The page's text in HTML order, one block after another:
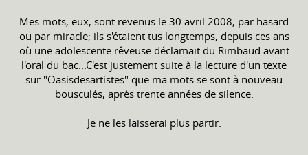
Mes mots, eux, sont revenus le 30 avril 2008, par hasard
ou par miracle; ils s'étaient tus longtemps, depuis ces ans
où une adolescente rêveuse déclamait du Rimbaud avant
l'oral du bac...C'est justement suite à la lecture d'un texte
sur "Oasisdesartistes" que ma mots se sont à nouveau
bousculés, après trente années de silence.
Je ne les laisserai plus partir.